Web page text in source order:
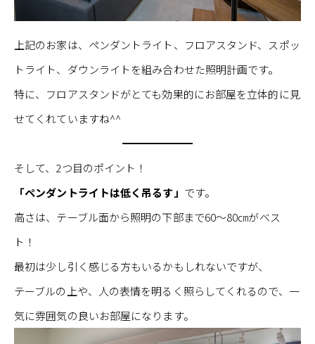
上記のお家は、ペンダントライト、フロアスタンド、スポッ
トライト、ダウンライトを組み合わせた照明計画です。
特に、フロアスタンドがとても効果的にお部屋を立体的に見
せてくれていますね^^
そして、2つ目のポイント！
「ペンダントライトは低く吊るす」 です。
高さは、テーブル面から照明の下部まで60～80㎝がベス
ト！
最初は少し引く感じる方もいるかもしれないですが、
テーブルの上や、人の表情を明るく照らしてくれるので、一
気に雰囲気の良いお部屋になります。